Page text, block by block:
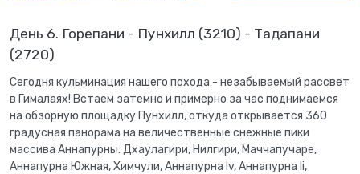
День 6. Горепани - Пунхилл (3210) - Тадапани
(2720)
Сегодня кульминация нашего похода - незабываемый рассвет
в Гималаях! Встаем затемно и примерно за час поднимаемся
на обзорную площадку Пунхилл, откуда открывается 360
градусная панорама на величественные снежные пики
массива Аннапурны: Дхаулагири, Нилгири, Маччапучаре,
Аннапурна Южная, Химчули, Аннапурна Iv, Аннапурна Ii,